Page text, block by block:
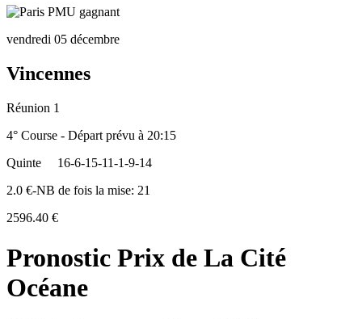
vendredi 05 décembre
Vincennes
Réunion 1
4° Course - Départ prévu à 20:15
Quinte
16-6-15-11-1-9-14
2.0 €-NB de fois la mise: 21
2596.40 €
Pronostic Prix de La Cité
Océane